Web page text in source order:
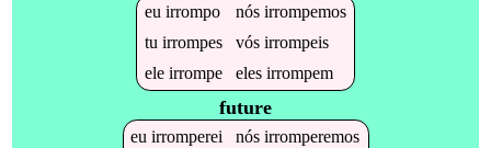
eu irrompo nós irrompemos
tu irrompes vós irrompeis
ele irrompe eles irrompem
future
euirromperei nósirromperemos